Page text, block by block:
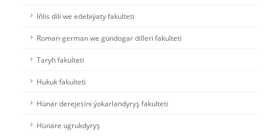
Iňlis dili we edebiýaty fakulteti
Roman-german we gündogar dilleri fakulteti
Taryh fakulteti
Hukuk fakulteti
Hünär derejesini ýokarlandyryş fakulteti
Hünäre ugrukdyryş